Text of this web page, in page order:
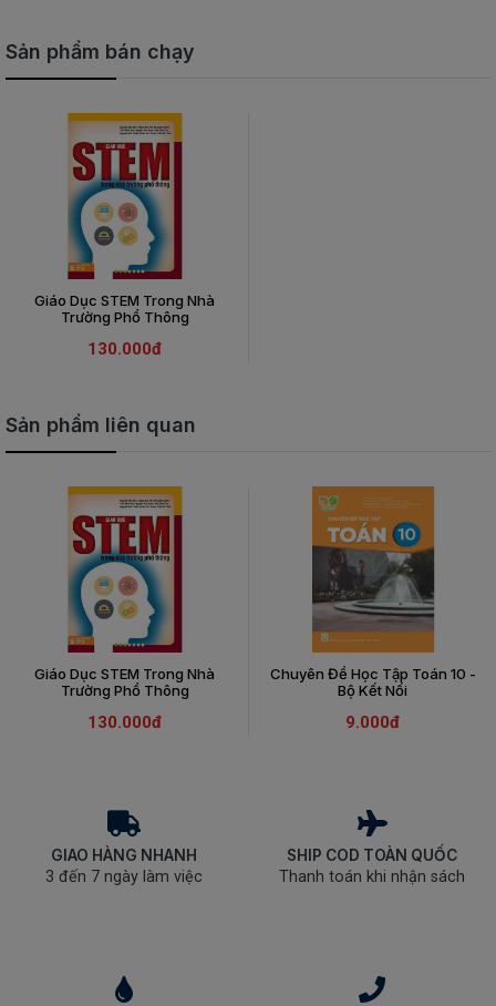
Sản phẩm bán chạy
Giáo Dục STEM Trong Nhà
Trường Phổ Thông
130.000đ
Sản phẩm liên quan
Giáo Dục STEM Trong Nhà
Trường Phổ Thông
130.000đ
Chuyên Đề Học Tập Toán 10 -
Bộ Kết Nối
9.000đ
GIAO HÀNG NHANH
3 đến 7 ngày làm việc
SHIP COD TOÀN QUỐC
Thanh toán khi nhận sách